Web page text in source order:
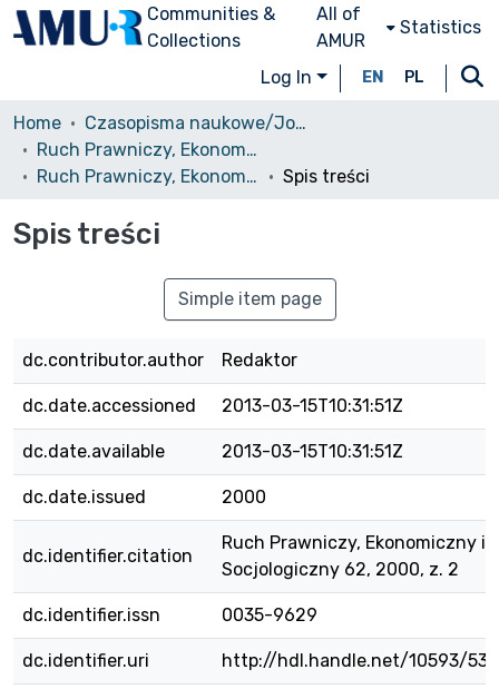
Communities &
Collections
All of
AMUR
Statistics
Log In EN PL
Home
Czasopisma naukowe/Journals
Ruch Prawniczy, Ekonomiczny i Socjologiczny
Ruch Prawniczy, Ekonomiczny i Socjologiczny, 2000, nr 2
Spis treści
Spis treści
Simple item page
dc.contributor.author Redaktor
dc.date.accessioned 2013-03-15T10:31:51Z
dc.date.available 2013-03-15T10:31:51Z
dc.date.issued 2000
dc.identifier.citation
Ruch Prawniczy, Ekonomiczny i
Socjologiczny 62, 2000, z. 2
dc.identifier.issn 0035-9629
dc.identifier.uri http://hdl.handle.net/10593/